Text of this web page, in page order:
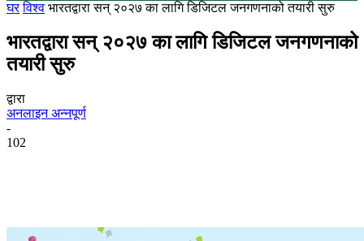
घर विश्व भारतद्वारा सन् २०२७ का लागि डिजिटल जनगणनाको तयारी सुरु
भारतद्वारा सन् २०२७ का लागि डिजिटल जनगणनाको
तयारी सुरु
द्वारा
अनलाइन अन्नपूर्ण
-
102